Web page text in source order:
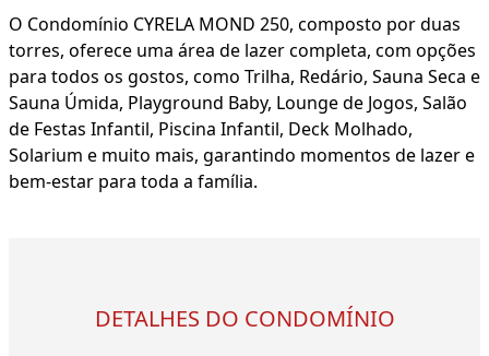
O Condomínio CYRELA MOND 250, composto por duas
torres, oferece uma área de lazer completa, com opções
para todos os gostos, como Trilha, Redário, Sauna Seca e
Sauna Úmida, Playground Baby, Lounge de Jogos, Salão
de Festas Infantil, Piscina Infantil, Deck Molhado,
Solarium e muito mais, garantindo momentos de lazer e
bem-estar para toda a família.
DETALHES DO CONDOMÍNIO